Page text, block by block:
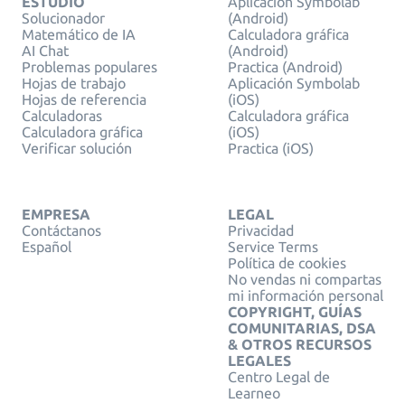
Solucionador
Matemático de IA
AI Chat
Problemas populares
Hojas de trabajo
Hojas de referencia
Calculadoras
Calculadora gráfica
Verificar solución
(Android)
Calculadora gráfica
(Android)
Practica (Android)
Aplicación Symbolab
(iOS)
Calculadora gráfica
(iOS)
Practica (iOS)
EMPRESA
Contáctanos
Español
LEGAL
Privacidad
Service Terms
Política de cookies
No vendas ni compartas
mi información personal
COPYRIGHT, GUÍAS
COMUNITARIAS, DSA
& OTROS RECURSOS
LEGALES
Centro Legal de
Learneo